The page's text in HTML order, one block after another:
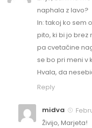
naphala z lavo?
In: takoj ko sem
pito, ki bi jo brez
pa cvetačine
se bo pri meni v
Hvala, da
Reply
midva
Živijo, Marjeta!